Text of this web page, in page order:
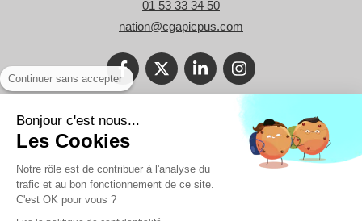
01 53 33 34 50
nation@cgapicpus.com
©2021 Le Blog Picpus - Spécialiste des problématiques des TPE et
des professionnels libéraux.
Continuer sans accepter
Bonjour c'est nous...
Les Cookies
Notre rôle est de contribuer à l'analyse du
trafic et au bon fonctionnement de ce site.
C'est OK pour vous ?